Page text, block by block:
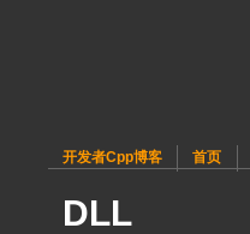
开发者Cpp博客 首页
DLL